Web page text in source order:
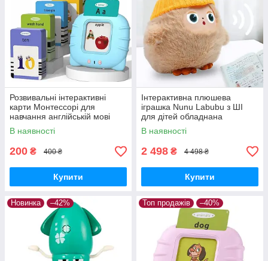
Розвивальні інтерактивні
карти Монтессорі для
навчання англійській мові
Блакитний
В наявності
200 ₴ 400 ₴
Купити
Інтерактивна плюшева
іграшка Nunu Labubu з ШІ
для дітей обладнана
світлодіодними очима та
здатністю адаптувати
поведінку
В наявності
2 498 ₴ 4 498 ₴
Купити
Новинка –42% Топ продажів –40%